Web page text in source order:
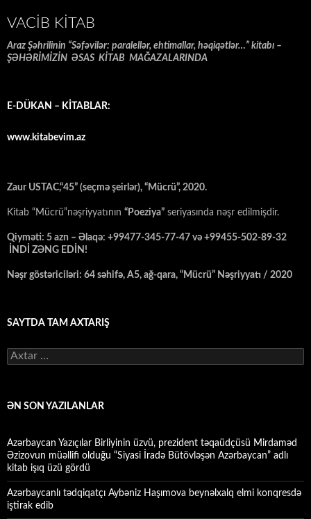
VACIB KITAB
Araz Şəhrilinin “Səfəvilər: paralellər, ehtimallar, həqiqətlər…” kitabı –
ŞƏHƏRİMİZİN ƏSAS KİTAB MAĞAZALARINDA
E-DÜKAN – KİTABLAR:
www.kitabevim.az
Zaur USTAC,“45” (seçmə şeirlər), “Mücrü”, 2020.
Kitab “Mücrü”nəşriyyatının “Poeziya” seriyasında nəşr edilmişdir.
Qiyməti: 5 azn – Əlaqə: +99477-345-77-47 və +99455-502-89-32
İNDİ ZƏNG EDİN!
Nəşr göstəriciləri: 64 səhifə, A5, ağ-qara, “Mücrü” Nəşriyyatı / 2020
SAYTDA TAM AXTARIŞ
Axtarış:
ƏN SON YAZILANLAR
Azərbaycan Yazıçılar Birliyinin üzvü, prezident təqaüdçüsü Mirdaməd
Əzizovun müəllifi olduğu “Siyasi İradə Bütövləşən Azərbaycan” adlı
kitab işıq üzü gördü
Azərbaycanlı tədqiqatçı Aybəniz Haşımova beynəlxalq elmi konqresdə
iştirak edib